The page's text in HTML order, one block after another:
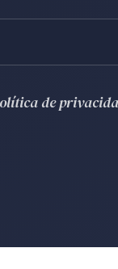
de